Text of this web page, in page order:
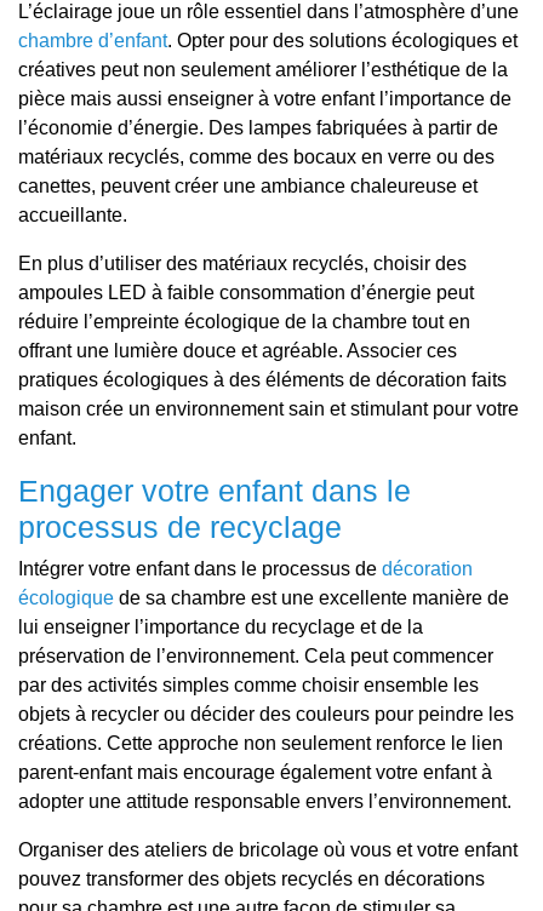
L’éclairage joue un rôle essentiel dans l’atmosphère d’une
chambre d’enfant. Opter pour des solutions écologiques et
créatives peut non seulement améliorer l’esthétique de la
pièce mais aussi enseigner à votre enfant l’importance de
l’économie d’énergie. Des lampes fabriquées à partir de
matériaux recyclés, comme des bocaux en verre ou des
canettes, peuvent créer une ambiance chaleureuse et
accueillante.
En plus d’utiliser des matériaux recyclés, choisir des
ampoules LED à faible consommation d’énergie peut
réduire l’empreinte écologique de la chambre tout en
offrant une lumière douce et agréable. Associer ces
pratiques écologiques à des éléments de décoration faits
maison crée un environnement sain et stimulant pour votre
enfant.
Engager votre enfant dans le
processus de recyclage
Intégrer votre enfant dans le processus de décoration
écologique de sa chambre est une excellente manière de
lui enseigner l’importance du recyclage et de la
préservation de l’environnement. Cela peut commencer
par des activités simples comme choisir ensemble les
objets à recycler ou décider des couleurs pour peindre les
créations. Cette approche non seulement renforce le lien
parent-enfant mais encourage également votre enfant à
adopter une attitude responsable envers l’environnement.
Organiser des ateliers de bricolage où vous et votre enfant
pouvez transformer des objets recyclés en décorations